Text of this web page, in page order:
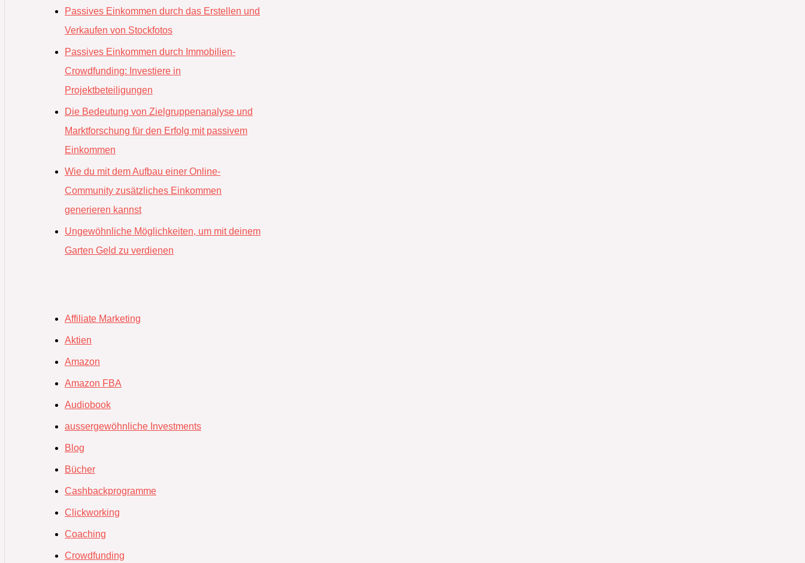
Passives Einkommen durch das Erstellen und
Verkaufen von Stockfotos
Passives Einkommen durch Immobilien-
Crowdfunding: Investiere in
Projektbeteiligungen
Die Bedeutung von Zielgruppenanalyse und
Marktforschung für den Erfolg mit passivem
Einkommen
Wie du mit dem Aufbau einer Online-
Community zusätzliches Einkommen
generieren kannst
Ungewöhnliche Möglichkeiten, um mit deinem
Garten Geld zu verdienen
Affiliate Marketing
Aktien
Amazon
Amazon FBA
Audiobook
aussergewöhnliche Investments
Blog
Bücher
Cashbackprogramme
Clickworking
Coaching
Crowdfunding